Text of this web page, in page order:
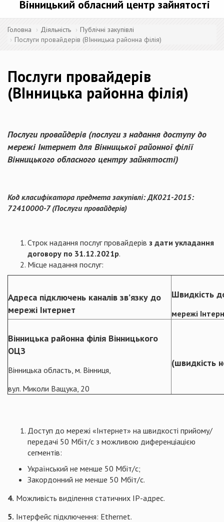
Вінницький обласний центр зайнятості
Головна Діяльність
Публічні закупівлі
Послуги провайдерів (ВІнницька районна філія)
Послуги провайдерів
(ВІнницька районна філія)
Послуги провайдерів (послуги з надання доступу до
мережі Інтернет для Вінницької районної філії
Вінницького обласного центру зайнятості)
Код класифікатора предмета закупівлі: ДК021-2015:
72410000-7 (Послуги провайдерів)
Строк надання послуг провайдерів з дати укладання
договору по 31.12.2021р.
Місце надання послуг:
Адреса підключень каналів зв’язку до
мережі Інтернет
Швидкість
мережі
Вінницька районна філія Вінницького
ОЦЗ
Вінницька область, м. Вінниця,
вул. Миколи Ващука, 20
(швидкість
Доступ до мережі «Інтернет» на швидкості прийому/
передачі 50 Мбіт/с з можливою диференціацією
сегментів:
Український не менше 50 Мбіт/с;
Закордонний не менше 50 Мбіт/с.
4. Можливість виділення статичних IP-адрес.
5. Інтерфейс підключення: Ethernet.